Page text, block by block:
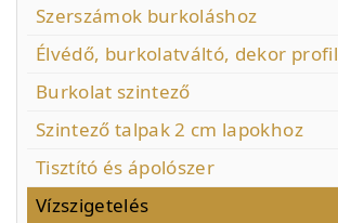
Szerszámok burkoláshoz
Élvédő, burkolatváltó, dekor profil
Burkolat szintező
Szintező talpak 2 cm lapokhoz
Tisztító és ápolószer
Vízszigetelés